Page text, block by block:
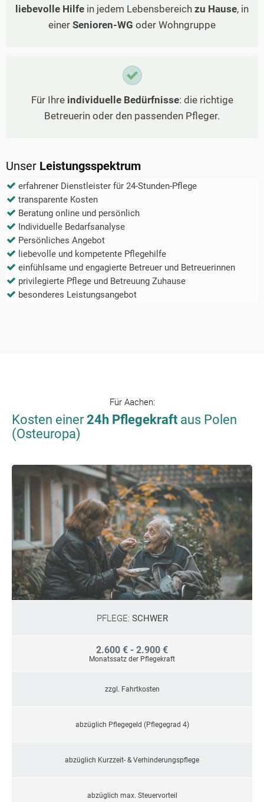
liebevolle Hilfe in jedem Lebensbereich zu Hause, in
einer Senioren-WG oder Wohngruppe
Für Ihre individuelle Bedürfnisse: die richtige
Betreuerin oder den passenden Pfleger.
Unser Leistungsspektrum
erfahrener Dienstleister für 24-Stunden-Pflege
transparente Kosten
Beratung online und persönlich
Individuelle Bedarfsanalyse
Persönliches Angebot
liebevolle und kompetente Pflegehilfe
einfühlsame und engagierte Betreuer und Betreuerinnen
privilegierte Pflege und Betreuung Zuhause
besonderes Leistungsangebot
Für Aachen:
Kosten einer24h Pflegekraft aus Polen
(Osteuropa)
PFLEGE: SCHWER
2.600 € - 2.900 €
Monatssatz der Pflegekraft
zzgl. Fahrtkosten
abzüglich Pflegegeld (Pflegegrad 4)
abzüglich Kurzzeit- & Verhinderungspflege
abzüglich max. Steuervorteil